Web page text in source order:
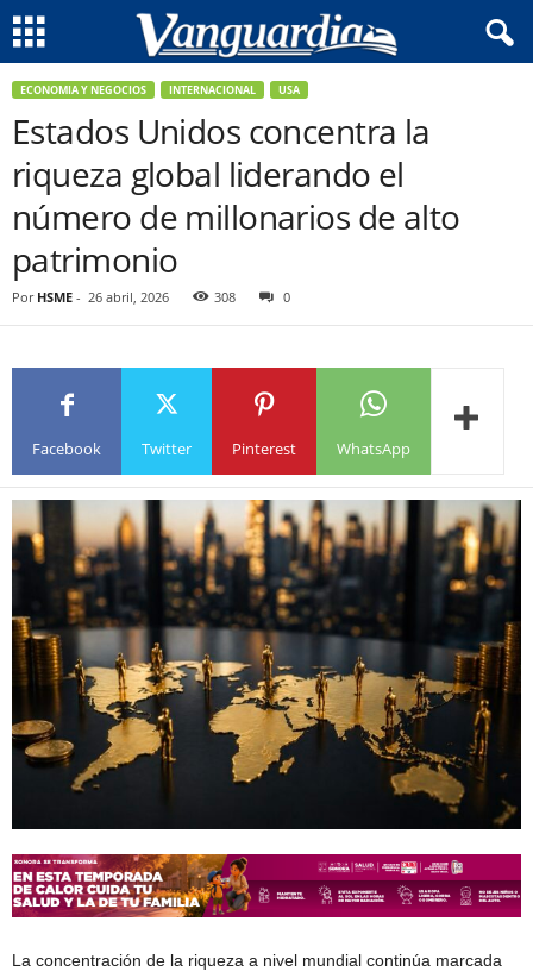
ECONOMIA Y NEGOCIOS INTERNACIONAL USA
Estados Unidos concentra la
riqueza global liderando el
número de millonarios de alto
patrimonio
Por HSME - 26 abril, 2026 308 0
Facebook Twitter Pinterest WhatsApp
La concentración de la riqueza a nivel mundial continúa marcada